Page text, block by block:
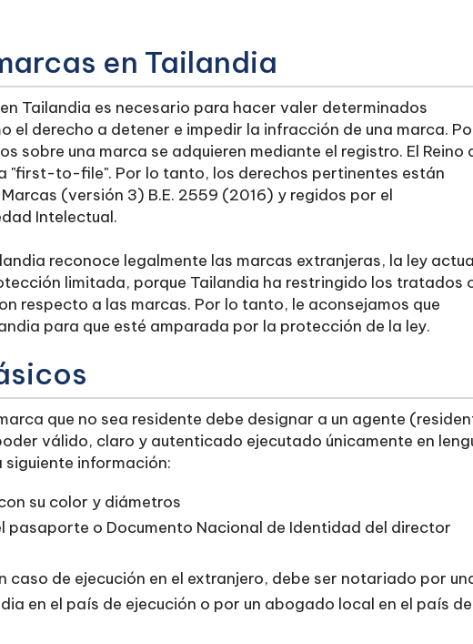
en Tailandia
Tailandia es necesario para hacer valer determinados
el derecho a detener e impedir la infracción de una marca.
sobre una marca se adquieren mediante el registro. El Reino
"first-to-file". Por lo tanto, los derechos pertinentes están
(versión 3) B.E. 2559 (2016) y regidos por el
Intelectual.
reconoce legalmente las marcas extranjeras, la ley
limitada, porque Tailandia ha restringido los tratados
respecto a las marcas. Por lo tanto, le aconsejamos que
para que esté amparada por la protección de la ley.
que no sea residente debe designar a un agente
válido, claro y autenticado ejecutado únicamente en
siguiente información:
su color y diámetros
pasaporte o Documento Nacional de Identidad del director
caso de ejecución en el extranjero, debe ser notariado por
en el país de ejecución o por un abogado local en el país de